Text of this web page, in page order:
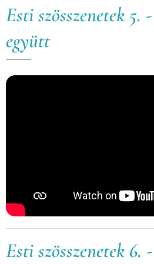
Esti szösszenetek 5.
együtt
Esti szösszenetek